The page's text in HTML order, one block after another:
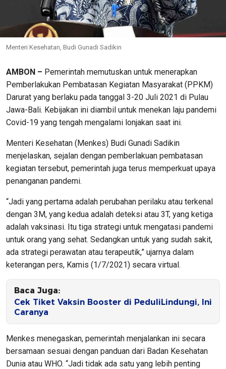
Menteri Kesehatan, Budi Gunadi Sadikin
AMBON – Pemerintah memutuskan untuk menerapkan
Pemberlakukan Pembatasan Kegiatan Masyarakat (PPKM)
Darurat yang berlaku pada tanggal 3-20 Juli 2021 di Pulau
Jawa-Bali. Kebijakan ini diambil untuk menekan laju pandemi
Covid-19 yang tengah mengalami lonjakan saat ini.
Menteri Kesehatan (Menkes) Budi Gunadi Sadikin
menjelaskan, sejalan dengan pemberlakuan pembatasan
kegiatan tersebut, pemerintah juga terus memperkuat upaya
penanganan pandemi.
“Jadi yang pertama adalah perubahan perilaku atau terkenal
dengan 3M, yang kedua adalah deteksi atau 3T, yang ketiga
adalah vaksinasi. Itu tiga strategi untuk mengatasi pandemi
untuk orang yang sehat. Sedangkan untuk yang sudah sakit,
ada strategi perawatan atau terapeutik,” ujarnya dalam
keterangan pers, Kamis (1/7/2021) secara virtual.
Baca Juga:
Cek Tiket Vaksin Booster di PeduliLindungi, Ini
Caranya
Menkes menegaskan, pemerintah menjalankan ini secara
bersamaan sesuai dengan panduan dari Badan Kesehatan
Dunia atau WHO. “Jadi tidak ada satu yang lebih penting